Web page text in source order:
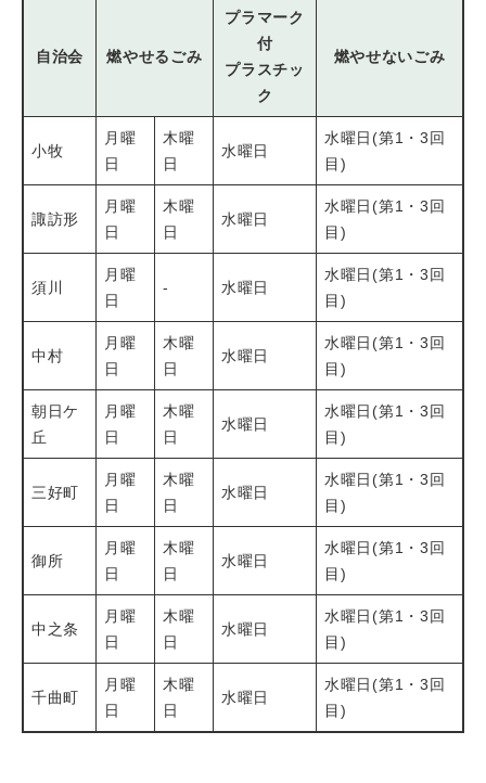
自治会 燃やせるごみ
プラマーク
付
プラスチッ
ク
燃やせないごみ
小牧
月曜
日
木曜
日
水曜日
水曜日(第1・3回
目)
諏訪形
月曜
日
木曜
日
水曜日
水曜日(第1・3回
目)
須川
月曜
日
- 水曜日
水曜日(第1・3回
目)
中村
月曜
日
木曜
日
水曜日
水曜日(第1・3回
目)
朝日ケ
丘
月曜
日
木曜
日
水曜日
水曜日(第1・3回
目)
三好町
月曜
日
木曜
日
水曜日
水曜日(第1・3回
目)
御所
月曜
日
木曜
日
水曜日
水曜日(第1・3回
目)
中之条
月曜
日
木曜
日
水曜日
水曜日(第1・3回
目)
千曲町
月曜
日
木曜
日
水曜日
水曜日(第1・3回
目)